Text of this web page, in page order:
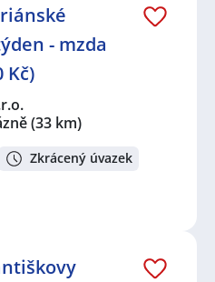
- mzda
Kč)
(33 km)
Zkrácený úvazek